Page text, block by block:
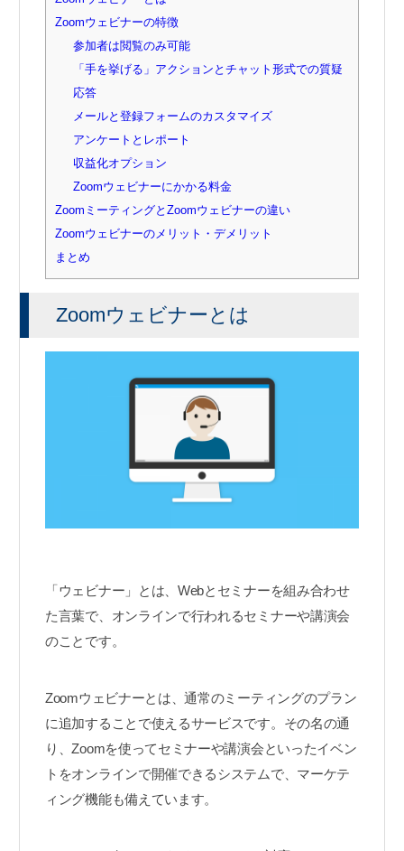
Zoomウェビナーの特徴
参加者は閲覧のみ可能
「手を挙げる」アクションとチャット形式での質疑
応答
メールと登録フォームのカスタマイズ
アンケートとレポート
収益化オプション
Zoomウェビナーにかかる料金
ZoomミーティングとZoomウェビナーの違い
Zoomウェビナーのメリット・デメリット
まとめ
Zoomウェビナーとは
「ウェビナー」とは、Webとセミナーを組み合わせ
た言葉で、オンラインで行われるセミナーや講演会
のことです。
Zoomウェビナーとは、通常のミーティングのプラン
に追加することで使えるサービスです。その名の通
り、Zoomを使ってセミナーや講演会といったイベン
トをオンラインで開催できるシステムで、マーケテ
ィング機能も備えています。